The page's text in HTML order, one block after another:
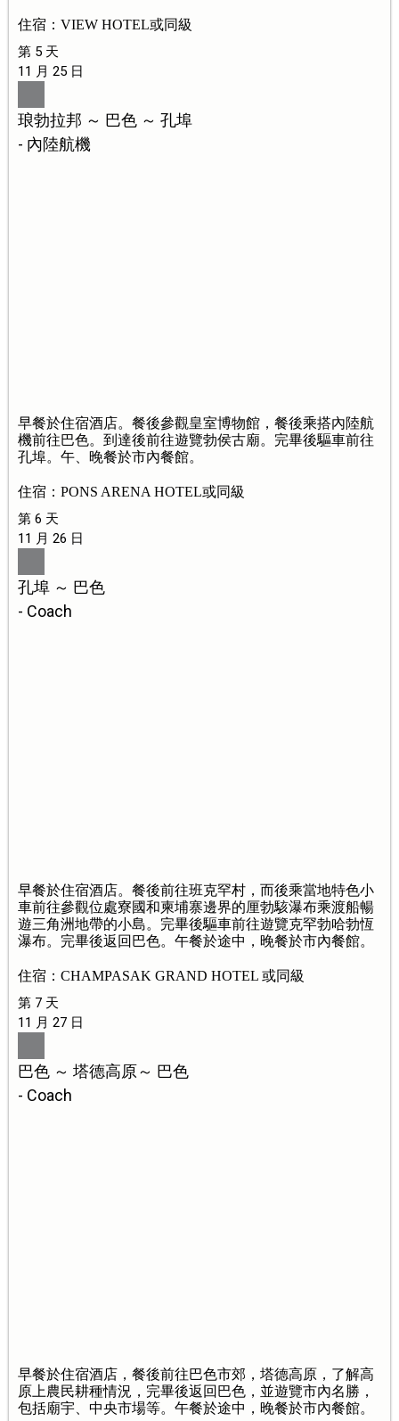
住宿：VIEW HOTEL或同級
第 5 天
11 月 25 日
琅勃拉邦 ～ 巴色 ～ 孔埠
- 內陸航機
早餐於住宿酒店。餐後參觀皇室博物館，餐後乘搭內陸航
機前往巴色。到達後前往遊覽勃侯古廟。完畢後驅車前往
孔埠。午、晚餐於市內餐館。
住宿：PONS ARENA HOTEL或同級
第 6 天
11 月 26 日
孔埠 ～ 巴色
- Coach
早餐於住宿酒店。餐後前往班克罕村，而後乘當地特色小
車前往參觀位處寮國和柬埔寨邊界的厘勃駭瀑布乘渡船暢
遊三角洲地帶的小島。完畢後驅車前往遊覽克罕勃哈勃恆
瀑布。完畢後返回巴色。午餐於途中，晚餐於市內餐館。
住宿：CHAMPASAK GRAND HOTEL 或同級
第 7 天
11 月 27 日
巴色 ～ 塔德高原～ 巴色
- Coach
早餐於住宿酒店，餐後前往巴色市郊，塔德高原，了解高
原上農民耕種情況，完畢後返回巴色，並遊覽市內名勝，
包括廟宇、中央市場等。午餐於途中，晚餐於市內餐館。